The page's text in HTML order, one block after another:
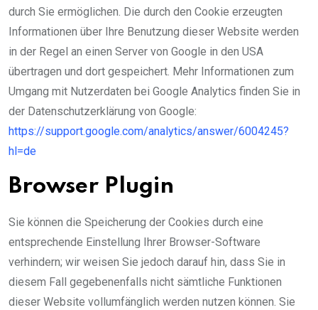
durch Sie ermöglichen. Die durch den Cookie erzeugten
Informationen über Ihre Benutzung dieser Website werden
in der Regel an einen Server von Google in den USA
übertragen und dort gespeichert. Mehr Informationen zum
Umgang mit Nutzerdaten bei Google Analytics finden Sie in
der Datenschutzerklärung von Google:
https://support.google.com/analytics/answer/6004245?
hl=de
Browser Plugin
Sie können die Speicherung der Cookies durch eine
entsprechende Einstellung Ihrer Browser-Software
verhindern; wir weisen Sie jedoch darauf hin, dass Sie in
diesem Fall gegebenenfalls nicht sämtliche Funktionen
dieser Website vollumfänglich werden nutzen können. Sie